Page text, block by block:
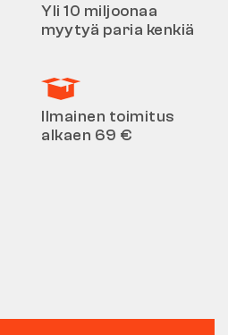
Yli 10 miljoonaa
myytyä paria kenkiä
Ilmainen toimitus
alkaen 69 €